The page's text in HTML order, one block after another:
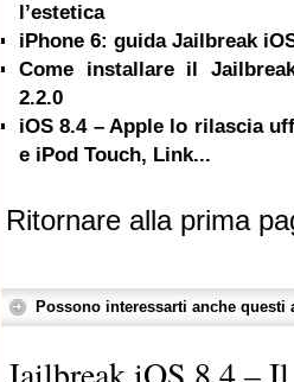
l’estetica
iPhone 6: guida Jailbreak
Come installare il
2.2.0
iOS 8.4 – Apple lo rilascia
e iPod Touch, Link...
Ritornare alla prima
Possono interessarti anche questi